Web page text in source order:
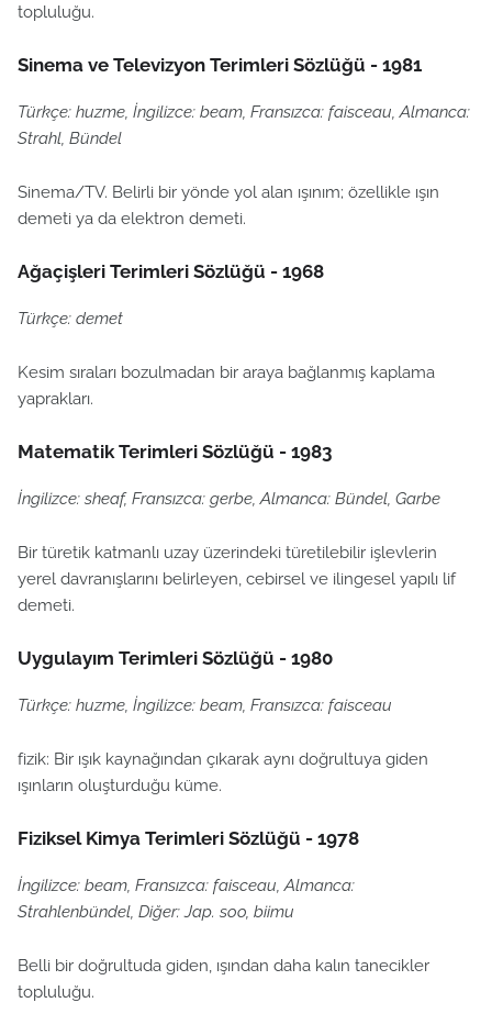
topluluğu.
Sinema ve Televizyon Terimleri Sözlüğü - 1981
Türkçe: huzme, İngilizce: beam, Fransızca: faisceau, Almanca:
Strahl, Bündel
Sinema/TV. Belirli bir yönde yol alan ışınım; özellikle ışın
demeti ya da elektron demeti.
Ağaçişleri Terimleri Sözlüğü - 1968
Türkçe: demet
Kesim sıraları bozulmadan bir araya bağlanmış kaplama
yaprakları.
Matematik Terimleri Sözlüğü - 1983
İngilizce: sheaf, Fransızca: gerbe, Almanca: Bündel, Garbe
Bir türetik katmanlı uzay üzerindeki türetilebilir işlevlerin
yerel davranışlarını belirleyen, cebirsel ve ilingesel yapılı lif
demeti.
Uygulayım Terimleri Sözlüğü - 1980
Türkçe: huzme, İngilizce: beam, Fransızca: faisceau
fizik: Bir ışık kaynağından çıkarak aynı doğrultuya giden
ışınların oluşturduğu küme.
Fiziksel Kimya Terimleri Sözlüğü - 1978
İngilizce: beam, Fransızca: faisceau, Almanca:
Strahlenbündel, Diğer: Jap. soo, biimu
Belli bir doğrultuda giden, ışından daha kalın tanecikler
topluluğu.